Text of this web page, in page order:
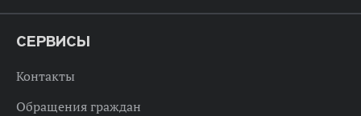
СЕРВИСЫ
Контакты
Обращения граждан